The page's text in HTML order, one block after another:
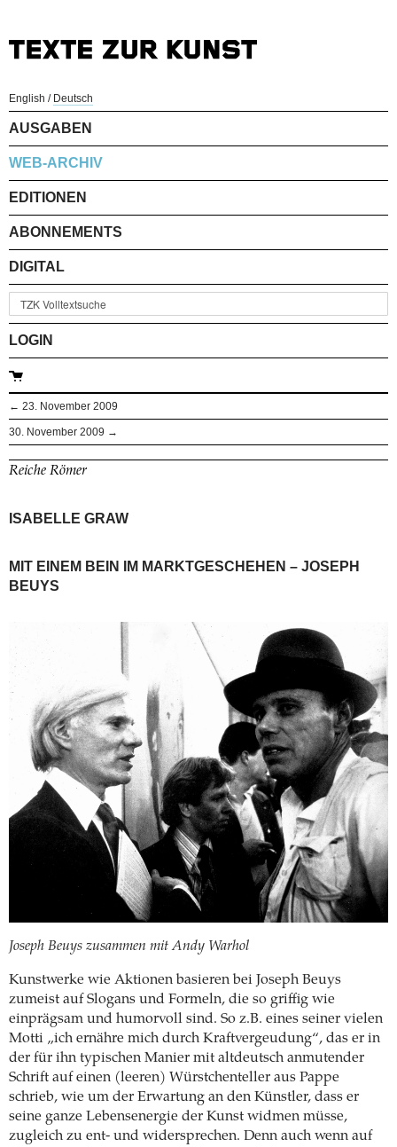
English / Deutsch
AUSGABEN
WEB-ARCHIV
EDITIONEN
ABONNEMENTS
DIGITAL
LOGIN
← 23. November 2009
30. November 2009 →
Reiche Römer
ISABELLE GRAW
MIT EINEM BEIN IM MARKTGESCHEHEN – JOSEPH
BEUYS
Joseph Beuys zusammen mit Andy Warhol
Kunstwerke wie Aktionen basieren bei Joseph Beuys
zumeist auf Slogans und Formeln, die so griffig wie
einprägsam und humorvoll sind. So z.B. eines seiner vielen
Motti „ich ernähre mich durch Kraftvergeudung“, das er in
der für ihn typischen Manier mit altdeutsch anmutender
Schrift auf einen (leeren) Würstchenteller aus Pappe
schrieb, wie um der Erwartung an den Künstler, dass er
seine ganze Lebensenergie der Kunst widmen müsse,
zugleich zu ent- und widersprechen. Denn auch wenn auf